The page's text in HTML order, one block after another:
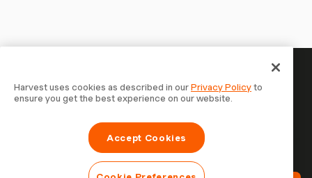
Il tuo tempo merita di essere
tracciato — inizia ora
Unisciti a oltre 70.000 aziende che monitorano il tempo,
fatturano i clienti e vengono pagate più velocemente con
Harvest uses cookies as described in ourPrivacy Policyto
ensure you get the best experience on our website.
Accept Cookies